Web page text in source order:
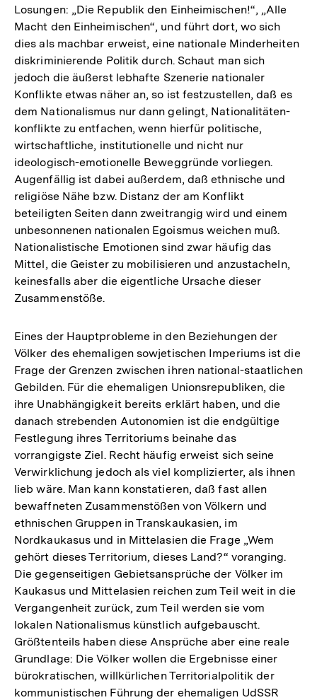
Losungen: „Die Republik den Einheimischen!“, „Alle
Macht den Einheimischen“, und führt dort, wo sich
dies als machbar erweist, eine nationale Minderheiten
diskriminierende Politik durch. Schaut man sich
jedoch die äußerst lebhafte Szenerie nationaler
Konflikte etwas näher an, so ist festzustellen, daß es
dem Nationalismus nur dann gelingt, Nationalitäten-
konflikte zu entfachen, wenn hierfür politische,
wirtschaftliche, institutionelle und nicht nur
ideologisch-emotionelle Beweggründe vorliegen.
Augenfällig ist dabei außerdem, daß ethnische und
religiöse Nähe bzw. Distanz der am Konflikt
beteiligten Seiten dann zweitrangig wird und einem
unbesonnenen nationalen Egoismus weichen muß.
Nationalistische Emotionen sind zwar häufig das
Mittel, die Geister zu mobilisieren und anzustacheln,
keinesfalls aber die eigentliche Ursache dieser
Zusammenstöße.
Eines der Hauptprobleme in den Beziehungen der
Völker des ehemaligen sowjetischen Imperiums ist die
Frage der Grenzen zwischen ihren national-staatlichen
Gebilden. Für die ehemaligen Unionsrepubliken, die
ihre Unabhängigkeit bereits erklärt haben, und die
danach strebenden Autonomien ist die endgültige
Festlegung ihres Territoriums beinahe das
vorrangigste Ziel. Recht häufig erweist sich seine
Verwirklichung jedoch als viel komplizierter, als ihnen
lieb wäre. Man kann konstatieren, daß fast allen
bewaffneten Zusammenstößen von Völkern und
ethnischen Gruppen in Transkaukasien, im
Nordkaukasus und in Mittelasien die Frage „Wem
gehört dieses Territorium, dieses Land?“ voranging.
Die gegenseitigen Gebietsansprüche der Völker im
Kaukasus und Mittelasien reichen zum Teil weit in die
Vergangenheit zurück, zum Teil werden sie vom
lokalen Nationalismus künstlich aufgebauscht.
Größtenteils haben diese Ansprüche aber eine reale
Grundlage: Die Völker wollen die Ergebnisse einer
bürokratischen, willkürlichen Territorialpolitik der
kommunistischen Führung der ehemaligen UdSSR